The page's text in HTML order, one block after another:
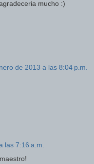
mucho :)
de 2013 a las 8:04 p.m.
las 7:16 a.m.